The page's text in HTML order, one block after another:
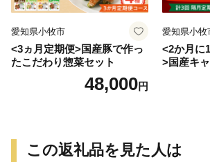
愛知県小牧市
<3ヵ月定期便>国産豚で作っ
たこだわり惣菜セット
48,000円
愛知県小牧
<2か月
>国産キ
ルキャベ
この返礼品を見た人は